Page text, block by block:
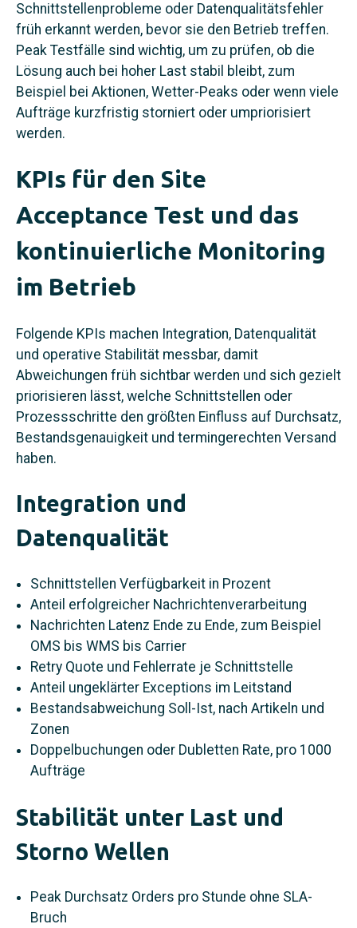
Schnittstellenprobleme oder Datenqualitätsfehler
früh erkannt werden, bevor sie den Betrieb treffen.
Peak Testfälle sind wichtig, um zu prüfen, ob die
Lösung auch bei hoher Last stabil bleibt, zum
Beispiel bei Aktionen, Wetter-Peaks oder wenn viele
Aufträge kurzfristig storniert oder umpriorisiert
werden.
KPIs für den Site
Acceptance Test und das
kontinuierliche Monitoring
im Betrieb
Folgende KPIs machen Integration, Datenqualität
und operative Stabilität messbar, damit
Abweichungen früh sichtbar werden und sich gezielt
priorisieren lässt, welche Schnittstellen oder
Prozessschritte den größten Einfluss auf Durchsatz,
Bestandsgenauigkeit und termingerechten Versand
haben.
Integration und
Datenqualität
Schnittstellen Verfügbarkeit in Prozent
Anteil erfolgreicher Nachrichtenverarbeitung
Nachrichten Latenz Ende zu Ende, zum Beispiel
OMS bis WMS bis Carrier
Retry Quote und Fehlerrate je Schnittstelle
Anteil ungeklärter Exceptions im Leitstand
Bestandsabweichung Soll-Ist, nach Artikeln und
Zonen
Doppelbuchungen oder Dubletten Rate, pro 1000
Aufträge
Stabilität unter Last und
Storno Wellen
Peak Durchsatz Orders pro Stunde ohne SLA-
Bruch